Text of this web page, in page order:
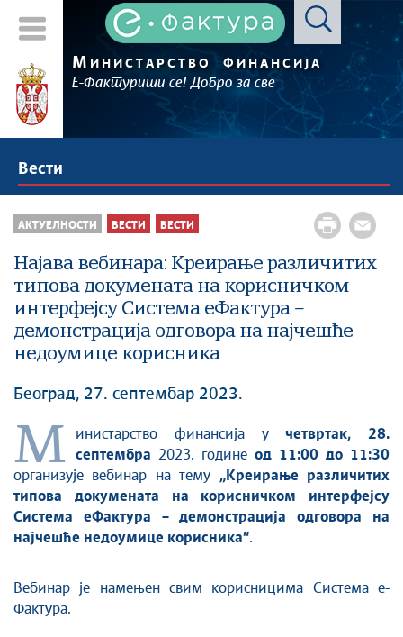
М ИНИСТАРСТВО ФИНАНСИЈА
Е-Фактуриши се! Добро за све
Вести
АКТУЕЛНОСТИ ВЕСТИ ВЕСТИ
Најава вебинара: Креирање различитих
типова докумената на корисничком
интерфејсу Система еФактура –
демонстрација одговора на најчешће
недоумице корисника
Београд, 27. септембар 2023.
М инистарство финансија учетвртак, 28.
септембра 2023. године од 11:00 до 11:30
организује вебинар на тему „Креирање различитих
типова докумената на корисничком интерфејсу
Система еФактура – демонстрација одговора на
најчешће недоумице корисника“.
Вебинар је намењен свим корисницима Система е-
Фактура.